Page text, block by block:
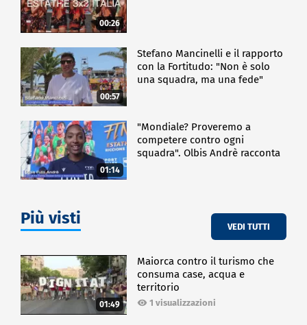
00:26
00:57
Stefano Mancinelli e il rapporto
con la Fortitudo: "Non è solo
una squadra, ma una fede"
01:14
"Mondiale? Proveremo a
competere contro ogni
squadra". Olbis Andrè racconta
Più visti VEDI TUTTI
01:49
Maiorca contro il turismo che
consuma case, acqua e
territorio
1 visualizzazioni